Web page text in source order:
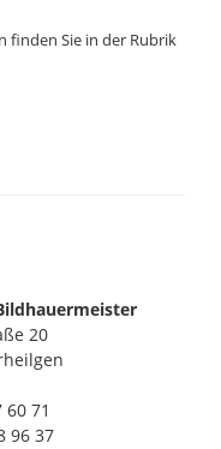
finden Sie in der Rubrik
20
71
96 37